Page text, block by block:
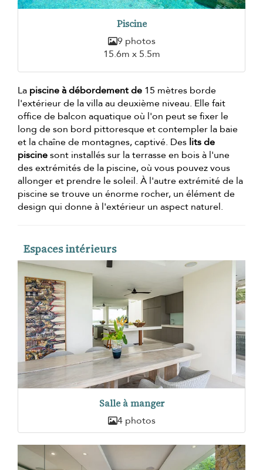
Piscine
9 photos
15.6m x 5.5m
La piscine à débordement de 15 mètres borde
l'extérieur de la villa au deuxième niveau. Elle fait
office de balcon aquatique où l'on peut se fixer le
long de son bord pittoresque et contempler la baie
et la chaîne de montagnes, captivé. Des lits de
piscinesont installés sur la terrasse en bois à l'une
des extrémités de la piscine, où vous pouvez vous
allonger et prendre le soleil. À l'autre extrémité de la
piscine se trouve un énorme rocher, un élément de
design qui donne à l'extérieur un aspect naturel.
Espaces intérieurs
Salle à manger
4 photos